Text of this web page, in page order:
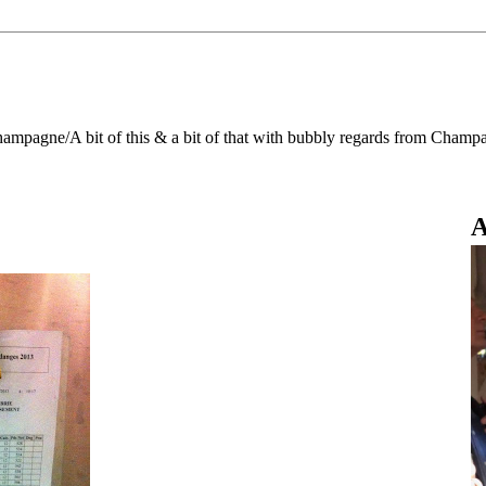
A bit of this & a bit of that with bubbly regards from